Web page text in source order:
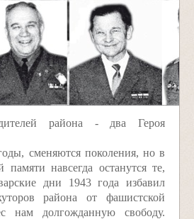
района - два Героя
сменяются поколения, но в
памяти навсегда останутся те,
дни 1943 года избавил
района от фашистской
нам долгожданную свободу.